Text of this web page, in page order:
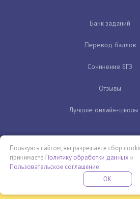
Банк заданий
Перевод баллов
Сочинение ЕГЭ
Отзывы
Лучшие онлайн-школы
Бесплатная летняя школа
ПРОВЕДИ ЭТО ЛЕТО С ПОЛЬЗОЙ
Пользуясь сайтом, вы разрешаете сбор
принимаете Политику обработки данных и
Пользовательское соглашение.
OK